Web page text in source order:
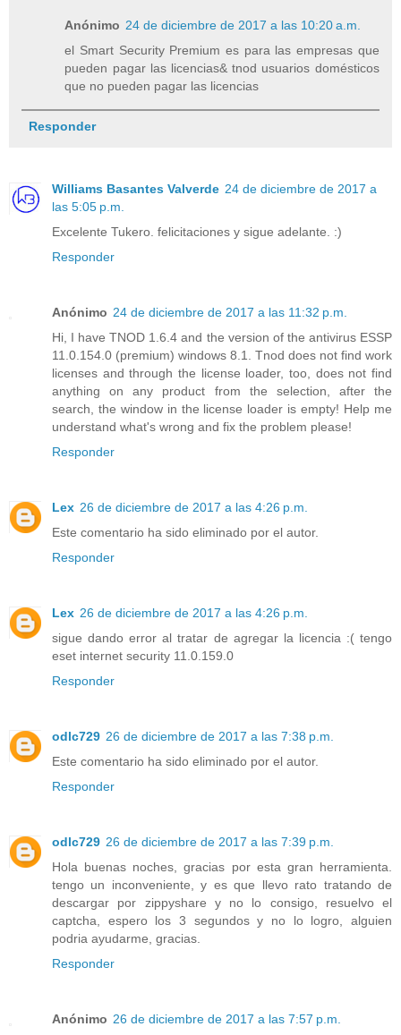
Anónimo 24 de diciembre de 2017 a las 10:20 a.m.
el Smart Security Premium es para las empresas que
pueden pagar las licencias& tnod usuarios domésticos
que no pueden pagar las licencias
Responder
Williams Basantes Valverde 24 de diciembre de 2017 a
las 5:05 p.m.
Excelente Tukero. felicitaciones y sigue adelante. :)
Responder
Anónimo 24 de diciembre de 2017 a las 11:32 p.m.
Hi, I have TNOD 1.6.4 and the version of the antivirus ESSP
11.0.154.0 (premium) windows 8.1. Tnod does not find work
licenses and through the license loader, too, does not find
anything on any product from the selection, after the
search, the window in the license loader is empty! Help me
understand what's wrong and fix the problem please!
Responder
Lex 26 de diciembre de 2017 a las 4:26 p.m.
Este comentario ha sido eliminado por el autor.
Responder
Lex 26 de diciembre de 2017 a las 4:26 p.m.
sigue dando error al tratar de agregar la licencia :( tengo
eset internet security 11.0.159.0
Responder
odlc729 26 de diciembre de 2017 a las 7:38 p.m.
Este comentario ha sido eliminado por el autor.
Responder
odlc729 26 de diciembre de 2017 a las 7:39 p.m.
Hola buenas noches, gracias por esta gran herramienta.
tengo un inconveniente, y es que llevo rato tratando de
descargar por zippyshare y no lo consigo, resuelvo el
captcha, espero los 3 segundos y no lo logro, alguien
podria ayudarme, gracias.
Responder
Anónimo 26 de diciembre de 2017 a las 7:57 p.m.